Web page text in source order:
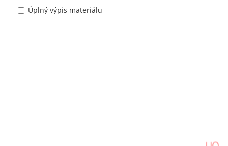
Úplný výpis materiálu